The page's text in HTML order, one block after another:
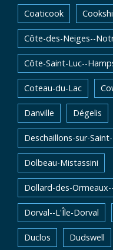
Coaticook
Côte-des-Neiges--
Côte-Saint-Luc--
Coteau-du-Lac
Danville Dégelis
Deschaillons-sur-
Dolbeau-Mistassini
Dollard-des-
Dorval--L'Île-Dorval
Duclos Dudswell